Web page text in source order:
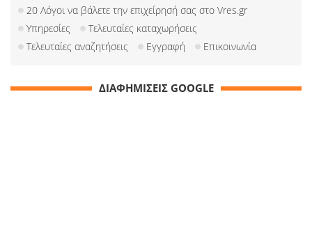
20 Λόγοι να βάλετε την επιχείρησή σας στο Vres.gr
Υπηρεσίες
Τελευταίες καταχωρήσεις
Τελευταίες αναζητήσεις
Εγγραφή Επικοινωνία
ΔΙΑΦΗΜΙΣΕΙΣ GOOGLE